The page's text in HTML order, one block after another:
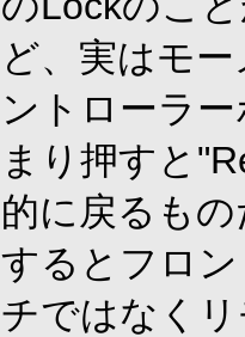
ど、実はモ
ントローラ
まり押すと
的に戻るも
するとフロ
チではなく